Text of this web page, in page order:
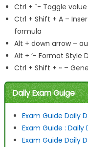
Ctrl + `- Toggle
Ctrl + Shift + A –
formula
Alt + down arrow –
Alt + ‘- Format Style
Ctrl + Shift + ~ –
Daily Exam Guige
Exam Guide Daily
Exam Guide : Daily
Exam Guide Daily